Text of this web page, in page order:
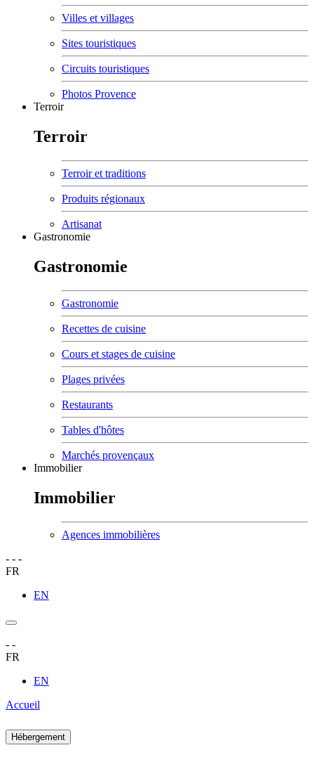
Villes et villages
Sites touristiques
Circuits touristiques
Photos Provence
Terroir
Terroir
Terroir et traditions
Produits régionaux
Artisanat
Gastronomie
Gastronomie
Gastronomie
Recettes de cuisine
Cours et stages de cuisine
Plages privées
Restaurants
Tables d'hôtes
Marchés provençaux
Immobilier
Immobilier
Agences immobilières
- - -
FR
EN
- -
FR
EN
Accueil
Hébergement